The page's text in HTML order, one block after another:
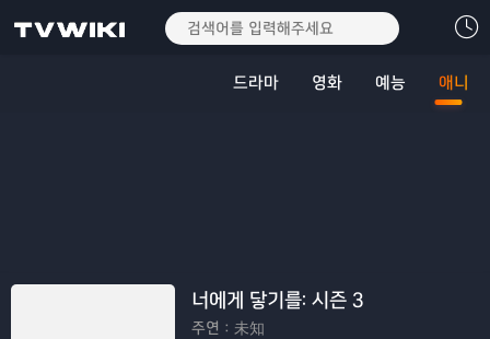
드라마 영화 예능 애니
너에게 닿기를: 시즌 3
주연： 未知